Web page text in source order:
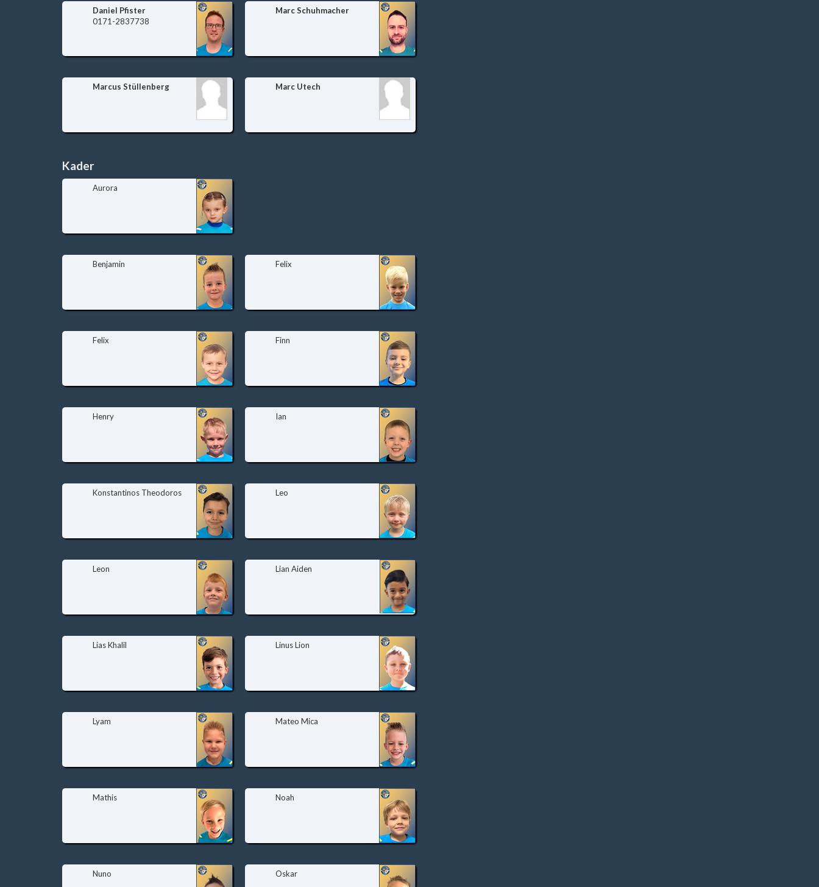
Daniel Pfister
0171-2837738
Marc Schuhmacher
Marcus Stüllenberg Marc Utech
Kader
Aurora
Benjamin Felix
Felix Finn
Henry Ian
Konstantinos Theodoros Leo
Leon Lian Aiden
Lias Khalil Linus Lion
Lyam Mateo Mica
Mathis Noah
Nuno Oskar